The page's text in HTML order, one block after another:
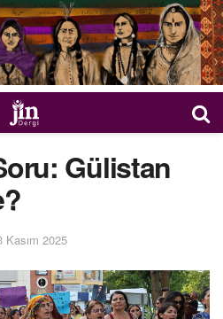
Gülistan
Kasım 2025